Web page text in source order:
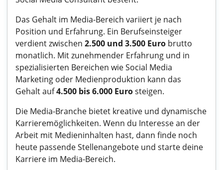
Das Gehalt im Media-Bereich variiert je nach
Position und Erfahrung. Ein Berufseinsteiger
verdient zwischen 2.500 und 3.500 Euro brutto
monatlich. Mit zunehmender Erfahrung und in
spezialisierten Bereichen wie Social Media
Marketing oder Medienproduktion kann das
Gehalt auf4.500 bis 6.000 Eurosteigen.
Die Media-Branche bietet kreative und dynamische
Karrieremöglichkeiten. Wenn du Interesse an der
Arbeit mit Medieninhalten hast, dann finde noch
heute passende Stellenangebote und starte deine
Karriere im Media-Bereich.